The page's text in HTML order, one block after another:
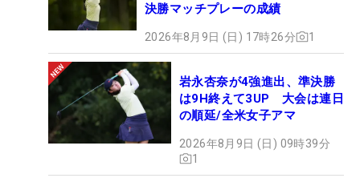
決勝マッチプレーの成績
2026年8月9日 (日) 17時26分 1
岩永杏奈が4強進出、準決勝
は9H終えて3UP 大会は連日
の順延/全米女子アマ
2026年8月9日 (日) 09時39分
1